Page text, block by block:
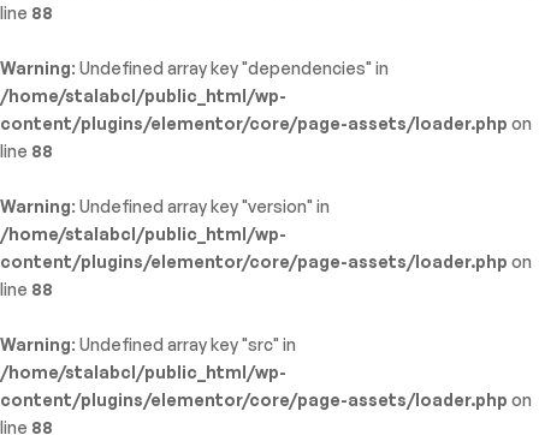
line 88
Warning: Undefined array key "dependencies" in
/home/stalabcl/public_html/wp-
content/plugins/elementor/core/page-assets/loader.php on
line 88
Warning: Undefined array key "version" in
/home/stalabcl/public_html/wp-
content/plugins/elementor/core/page-assets/loader.php on
line 88
Warning: Undefined array key "src" in
/home/stalabcl/public_html/wp-
content/plugins/elementor/core/page-assets/loader.php on
line 88